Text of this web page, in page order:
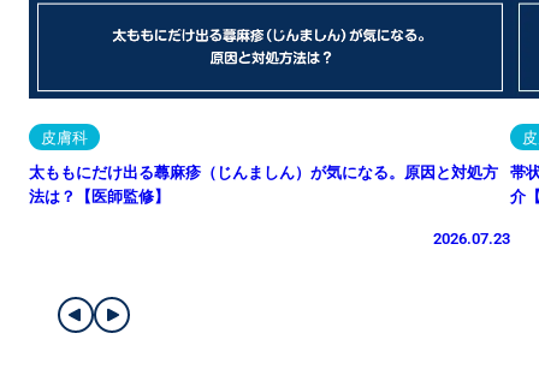
皮膚科
太ももにだけ出る蕁麻疹（じんましん）が気になる。原因と対処方
法は？【医師監修】
2026.07.23
帯
介